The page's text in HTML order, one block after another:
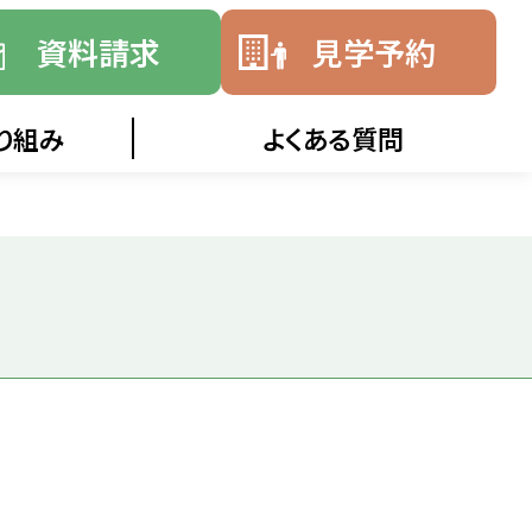
資料請求 見学予約
組み よくある質問